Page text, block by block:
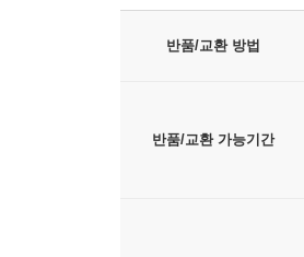
의미는 그대로 유지하
등장인물들의 말이 보
우리말 어휘의 폭과 깊
반면 직접 인용이 아닌
설명이나 묘사에서는
쓰이는 ‘퉁 치다’는
반품/교환 방법
반품/교환 가능기간